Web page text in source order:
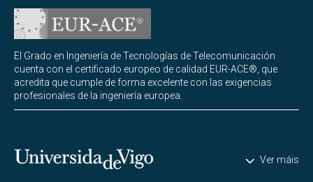
El Grado en Ingeniería de Tecnologías de Telecomunicación
cuenta con el certificado europeo de calidad EUR-ACE®, que
acredita que cumple de forma excelente con las exigencias
profesionales de la ingeniería europea.
Universidade de Vigo Ver máis